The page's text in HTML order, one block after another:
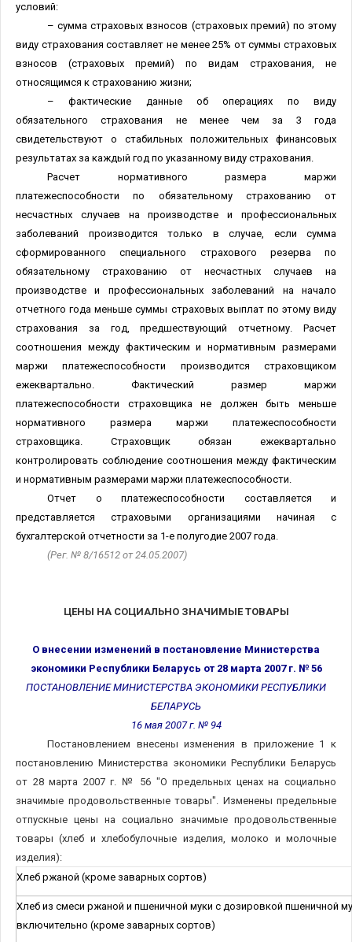
условий:
– сумма страховых взносов (страховых премий) по этому
виду страхования составляет не менее 25% от суммы страховых
взносов (страховых премий) по видам страхования, не
относящимся к страхованию жизни;
– фактические данные об операциях по виду
обязательного страхования не менее чем за 3 года
свидетельствуют о стабильных положительных финансовых
результатах за каждый год по указанному виду страхования.
Расчет нормативного размера маржи
платежеспособности по обязательному страхованию от
несчастных случаев на производстве и профессиональных
заболеваний производится только в случае, если сумма
сформированного специального страхового резерва по
обязательному страхованию от несчастных случаев на
производстве и профессиональных заболеваний на начало
отчетного года меньше суммы страховых выплат по этому виду
страхования за год, предшествующий отчетному. Расчет
соотношения между фактическим и нормативным размерами
маржи платежеспособности производится страховщиком
ежеквартально. Фактический размер маржи
платежеспособности страховщика не должен быть меньше
нормативного размера маржи платежеспособности
страховщика. Страховщик обязан ежеквартально
контролировать соблюдение соотношения между фактическим
и нормативным размерами маржи платежеспособности.
Отчет о платежеспособности составляется и
представляется страховыми организациями начиная с
бухгалтерской отчетности за 1-е полугодие 2007 года.
(Рег. № 8/16512 от 24.05.2007)
ЦЕНЫ НА СОЦИАЛЬНО ЗНАЧИМЫЕ ТОВАРЫ
О внесении изменений в постановление Министерства
экономики Республики Беларусь от 28 марта 2007 г. № 56
ПОСТАНОВЛЕНИЕ МИНИСТЕРСТВА ЭКОНОМИКИ РЕСПУБЛИКИ
БЕЛАРУСЬ
16 мая 2007 г. № 94
Постановлением внесены изменения в приложение 1 к
постановлению Министерства экономики Республики Беларусь
от 28 марта 2007 г. № 56 "О предельных ценах на социально
значимые продовольственные товары". Изменены предельные
отпускные цены на социально значимые продовольственные
товары (хлеб и хлебобулочные изделия, молоко и молочные
изделия):
Хлеб ржаной (кроме заварных сортов)
Хлеб из смеси ржаной и пшеничной муки с дозировкой пшеничной
включительно (кроме заварных сортов)